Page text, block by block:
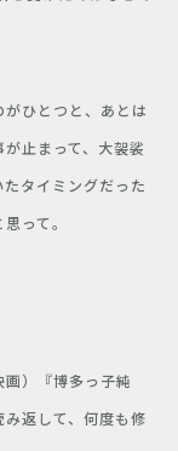
がひとつと、あとは
止まって、大袈裟
タイミングだった
って。
）『博多っ子純
返して、何度も修